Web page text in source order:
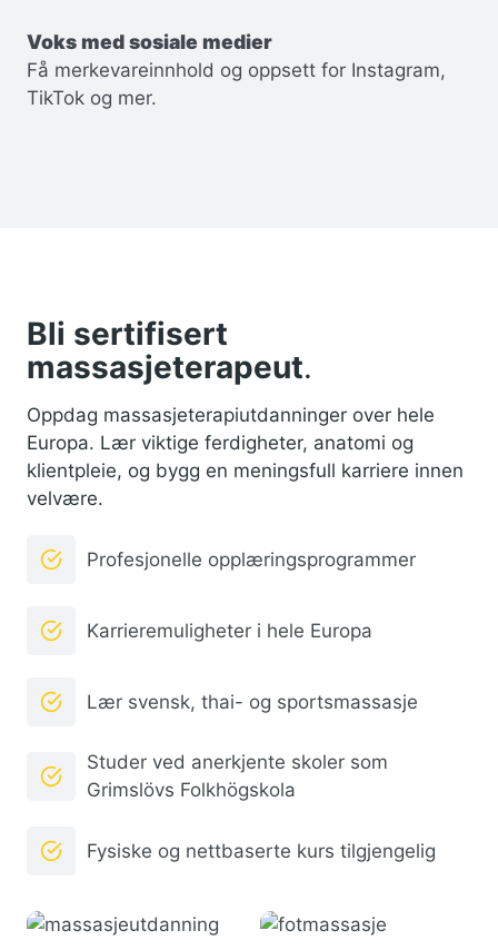
Voks med sosiale medier
Få merkevareinnhold og oppsett for Instagram,
TikTok og mer.
Bli sertifisert
massasjeterapeut.
Oppdag massasjeterapiutdanninger over hele
Europa. Lær viktige ferdigheter, anatomi og
klientpleie, og bygg en meningsfull karriere innen
velvære.
Profesjonelle opplæringsprogrammer
Karrieremuligheter i hele Europa
Lær svensk, thai- og sportsmassasje
Studer ved anerkjente skoler som
Grimslövs Folkhögskola
Fysiske og nettbaserte kurs tilgjengelig